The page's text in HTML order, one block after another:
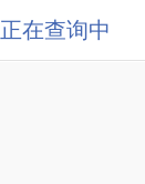
正在查询中